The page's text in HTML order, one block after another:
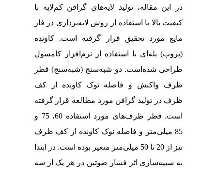
در این مقاله، تولید لایه‌های گرافن کم‌لایه با
کیفیت بالا با استفاده از روش لایه‌برداری در فاز
مایع مورد تحقیق قرار گرفته است. کاونده
(پروب) پله‌ای با استفاده از نرم‌افزار کامسول
طراحی شده‌است. دو شبه‌سنج (شبه‌سنج‌) قطر
ظرف واکنش و فاصله نوک کاونده از کف
ظرف در تولید گرافن مورد مطالعه قرار گرفته
است. قطر ظرف‌های مورد استفاده 60، 75 و
85 میلی‌متر و فاصله نوک کاونده از کف ظرف
نیز از 20 تا 50 میلی‌متر متغیر بوده است. در ابتدا
به شبیه‌سازی اثر فشار صوتین در هر یک از سه